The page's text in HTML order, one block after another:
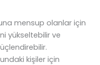
mensup olanlar için
yükseltebilir ve
kişiler için